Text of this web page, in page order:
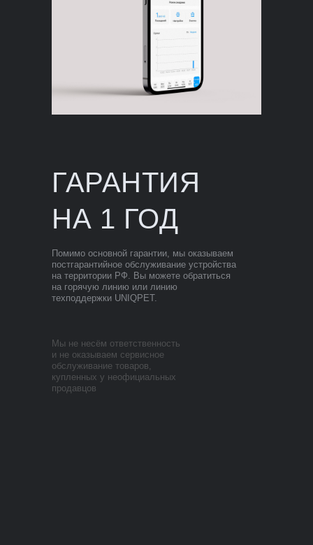
Помимо основной гарантии, мы оказываем
постгарантийное обслуживание устройства
на территории РФ. Вы можете обратиться
на горячую линию или линию
техподдержки UNIQPET.
ГАРАНТИЯ
НА 1 ГОД
Мы не несём ответственность
и не оказываем сервисное
обслуживание товаров,
купленных у неофициальных
продавцов